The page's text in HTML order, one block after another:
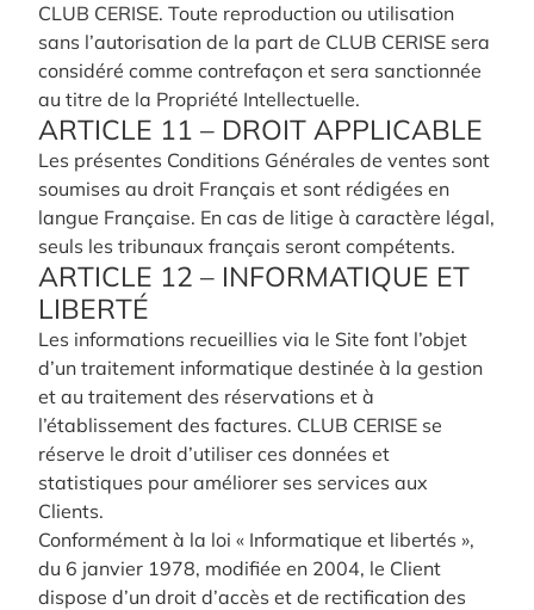
CLUB CERISE. Toute reproduction ou utilisation
sans l’autorisation de la part de CLUB CERISE sera
considéré comme contrefaçon et sera sanctionnée
au titre de la Propriété Intellectuelle.
ARTICLE 11 – DROIT APPLICABLE
Les présentes Conditions Générales de ventes sont
soumises au droit Français et sont rédigées en
langue Française. En cas de litige à caractère légal,
seuls les tribunaux français seront compétents.
ARTICLE 12 – INFORMATIQUE ET
LIBERTÉ
Les informations recueillies via le Site font l’objet
d’un traitement informatique destinée à la gestion
et au traitement des réservations et à
l’établissement des factures. CLUB CERISE se
réserve le droit d’utiliser ces données et
statistiques pour améliorer ses services aux
Clients.
Conformément à la loi « Informatique et libertés »,
du 6 janvier 1978, modifiée en 2004, le Client
dispose d’un droit d’accès et de rectification des